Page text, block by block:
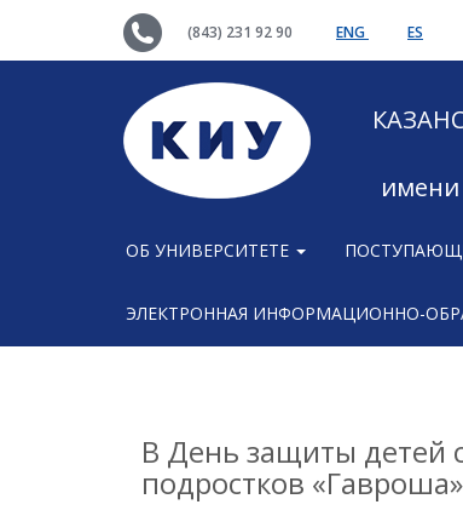
(843) 231 92 90 ENG ES
ОБ УНИВЕРСИТЕТЕ
ЭЛЕКТРОННАЯ ИНФОРМАЦИОННО-
В День защиты детей
подростков «Гавроша»